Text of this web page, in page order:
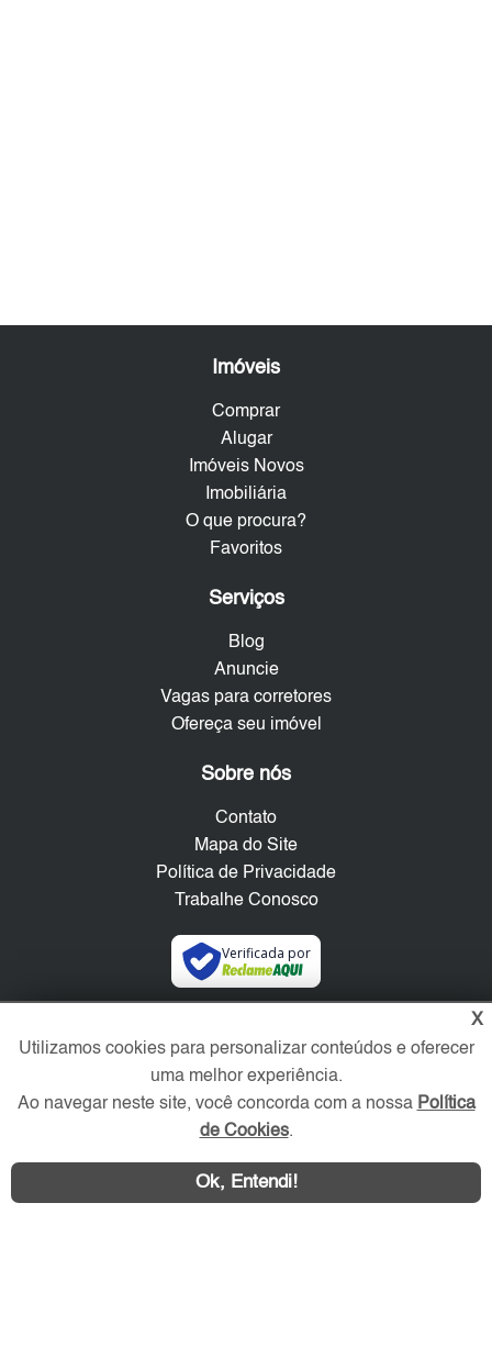
Imóveis
Comprar
Alugar
Imóveis Novos
Imobiliária
O que procura?
Favoritos
Serviços
Blog
Anuncie
Vagas para corretores
Ofereça seu imóvel
Sobre nós
Contato
Mapa do Site
Política de Privacidade
Trabalhe Conosco
Verificada por
X
Utilizamos cookies para personalizar conteúdos e oferecer
uma melhor experiência.
Ao navegar neste site, você concorda com a nossa Política
de Cookies.
Ok, Entendi!